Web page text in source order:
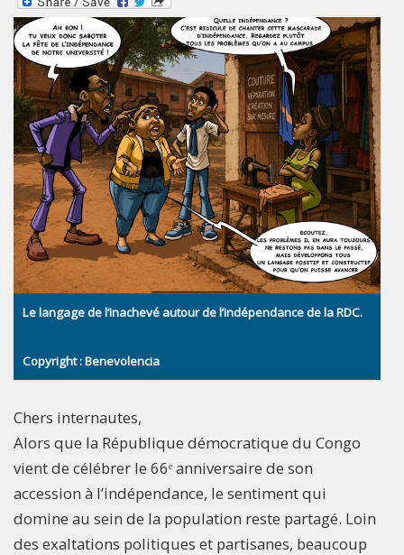
Le langage de l’inachevé autour de l’indépendance de la RDC.
Copyright : Benevolencia
Chers internautes,
Alors que la République démocratique du Congo
vient de célébrer le 66ᵉ anniversaire de son
accession à l’indépendance, le sentiment qui
domine au sein de la population reste partagé. Loin
des exaltations politiques et partisanes, beaucoup